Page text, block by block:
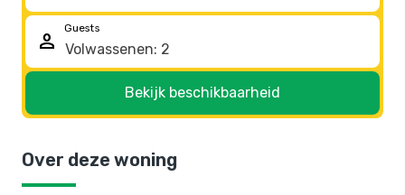
person
Guests
Bekijk beschikbaarheid
Over deze woning